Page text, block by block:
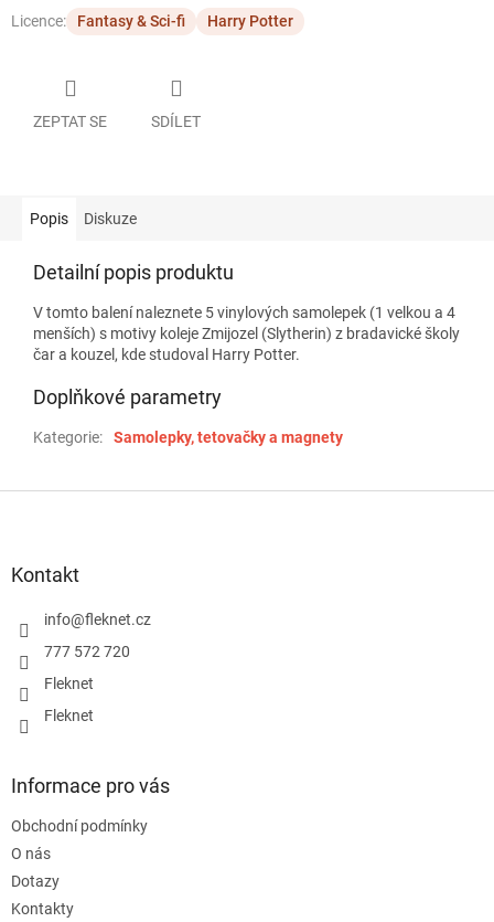
Licence: Fantasy & Sci-fi Harry Potter
ZEPTAT SE SDÍLET
Popis Diskuze
Detailní popis produktu
V tomto balení naleznete 5 vinylových samolepek (1 velkou a 4
menších) s motivy koleje Zmijozel (Slytherin) z bradavické školy
čar a kouzel, kde studoval Harry Potter.
Doplňkové parametry
Kategorie: Samolepky, tetovačky a magnety
Kontakt
info@fleknet.cz
777 572 720
Fleknet
Fleknet
Informace pro vás
Obchodní podmínky
O nás
Dotazy
Kontakty